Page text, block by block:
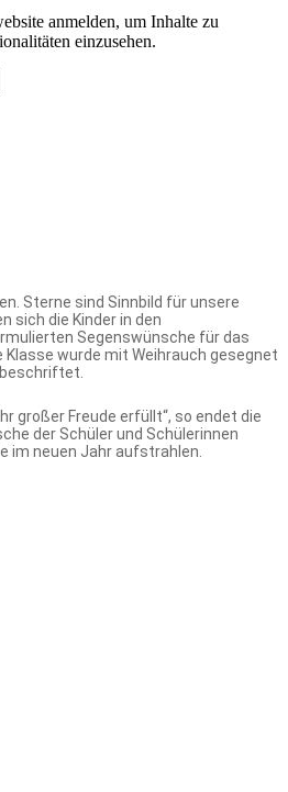
anmelden, um Inhalte zu
einzusehen.
Sterne sind Sinnbild für unsere
sich die Kinder in den
Segenswünsche für das
wurde mit Weihrauch gesegnet
großer Freude erfüllt“, so endet die
der Schüler und Schülerinnen
im neuen Jahr aufstrahlen.